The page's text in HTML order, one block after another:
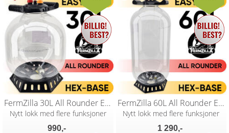
FermZilla 30L All Rounder Easy-Grip
Nytt lokk med flere funksjoner
990,-
FermZilla 60L All Rounder Easy-Grip
Nytt lokk med flere funksjoner
1 290,-